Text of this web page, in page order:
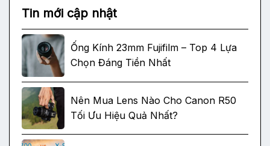
Tin mới cập nhật
Ống Kính 23mm Fujifilm – Top 4 Lựa
Chọn Đáng Tiền Nhất
Nên Mua Lens Nào Cho Canon R50
Tối Ưu Hiệu Quả Nhất?